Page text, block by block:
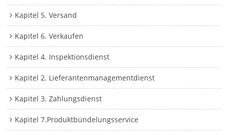
Kapitel 5. Versand
Kapitel 6. Verkaufen
Kapitel 4. Inspektionsdienst
Kapitel 2. Lieferantenmanagementdienst
Kapitel 3. Zahlungsdienst
Kapitel 7.Produktbündelungsservice